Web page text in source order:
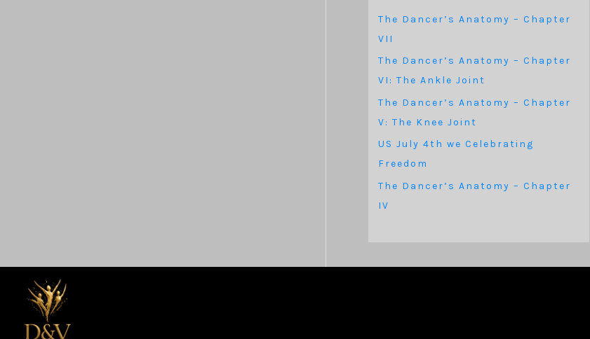
The Dancer’s Anatomy – Chapter
VII
The Dancer’s Anatomy – Chapter
VI: The Ankle Joint
The Dancer’s Anatomy – Chapter
V: The Knee Joint
US July 4th we Celebrating
Freedom
The Dancer’s Anatomy – Chapter
IV